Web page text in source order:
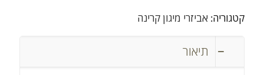
קטגוריה: אביזרי מיגון קרינה
תיאור